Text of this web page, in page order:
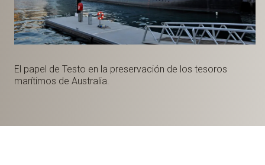
El papel de Testo en la preservación de los tesoros
marítimos de Australia.